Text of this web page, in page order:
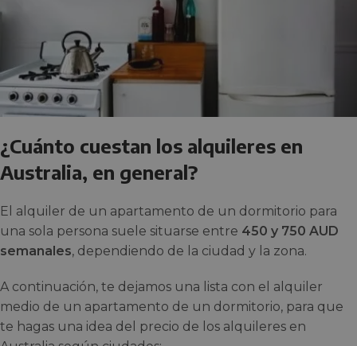
¿Cuánto cuestan los alquileres en
Australia, en general?
El alquiler de un apartamento de un dormitorio para
una sola persona suele situarse entre 450 y 750 AUD
semanales, dependiendo de la ciudad y la zona.
A continuación, te dejamos una lista con el alquiler
medio de un apartamento de un dormitorio, para que
te hagas una idea del precio de los alquileres en